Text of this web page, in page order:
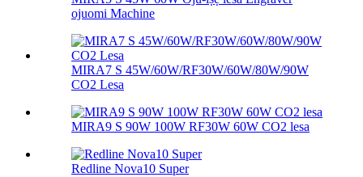
ojuomi Machine
MIRA7 S 45W/60W/RF30W/60W/80W/90W
CO2 Lesa
MIRA9 S 90W 100W RF30W 60W CO2 lesa
Redline Nova10 Super